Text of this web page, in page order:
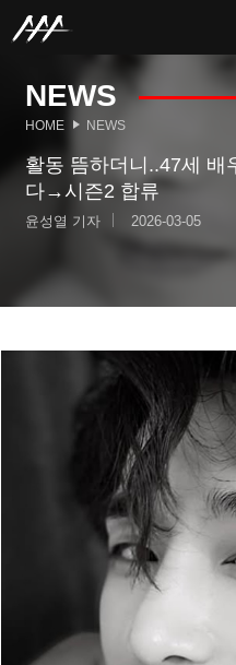
NEWS
HOME NEWS
활동 뜸하더니..47세 배
다→시즌2 합류
윤성열 기자 2026-03-05